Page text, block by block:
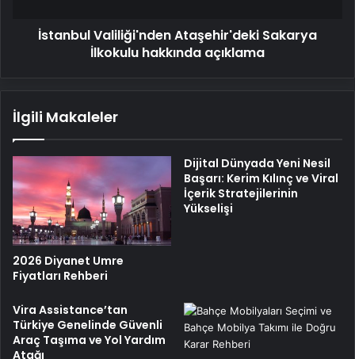
İstanbul Valiliği'nden Ataşehir'deki Sakarya
İlkokulu hakkında açıklama
İlgili Makaleler
2026 Diyanet Umre
Fiyatları Rehberi
Dijital Dünyada Yeni Nesil
Başarı: Kerim Kılınç ve Viral
İçerik Stratejilerinin
Yükselişi
Vira Assistance’tan
Türkiye Genelinde Güvenli
Araç Taşıma ve Yol Yardım
Atağı